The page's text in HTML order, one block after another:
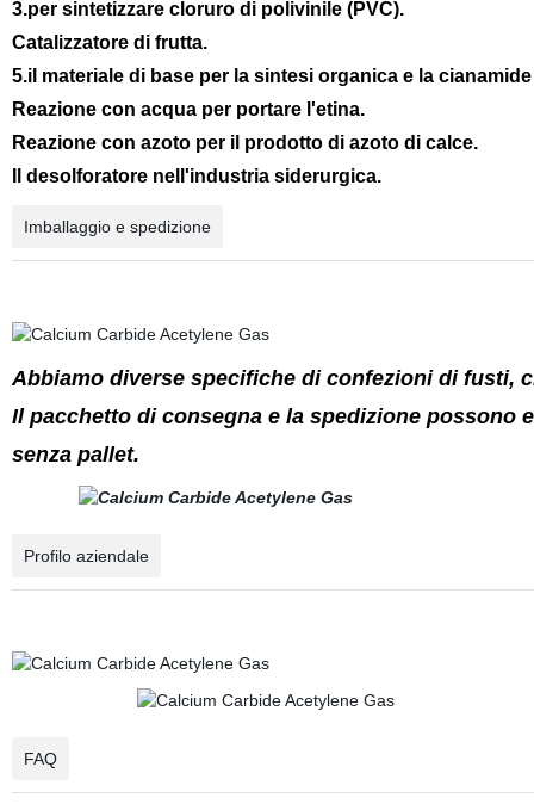
3.per sintetizzare cloruro di polivinile (PVC).
Catalizzatore di frutta.
5.il materiale di base per la sintesi organica e la
Reazione con acqua per portare l'etina.
Reazione con azoto per il prodotto di azoto di calce.
Il desolforatore nell'industria siderurgica.
Imballaggio e spedizione
Abbiamo diverse specifiche di confezioni di fusti,
Il pacchetto di consegna e la spedizione possono
senza pallet.
Profilo aziendale
FAQ